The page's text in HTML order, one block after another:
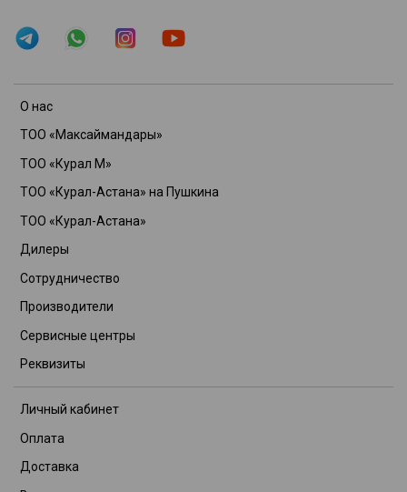
О нас
ТОО «Максаймандары»
ТОО «Курал М»
ТОО «Курал-Астана» на Пушкина
ТОО «Курал-Астана»
Дилеры
Сотрудничество
Производители
Сервисные центры
Реквизиты
Личный кабинет
Оплата
Доставка